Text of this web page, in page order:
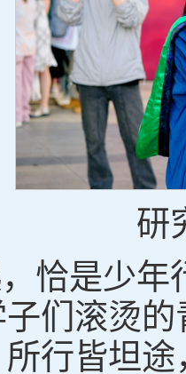
研
恰是少年
们滚烫
行皆坦